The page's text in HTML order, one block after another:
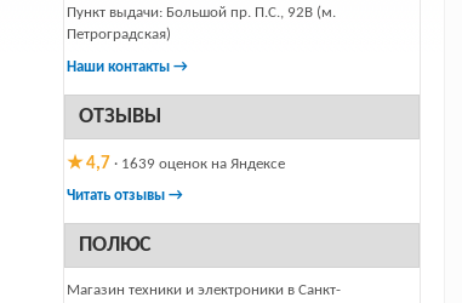
Пункт выдачи: Большой пр. П.С., 92В (м.
Петроградская)
Наши контакты →
ОТЗЫВЫ
★ 4,7 · 1639 оценок на Яндексе
Читать отзывы →
ПОЛЮС
Магазин техники и электроники в Санкт-